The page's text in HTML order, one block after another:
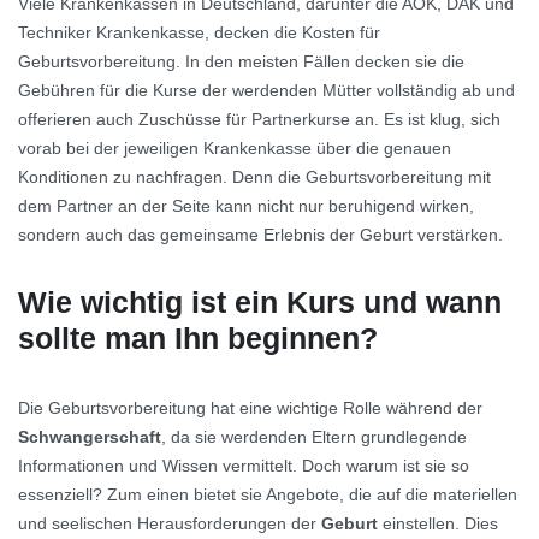
Viele Krankenkassen in Deutschland, darunter die AOK, DAK und
Techniker Krankenkasse, decken die Kosten für
Geburtsvorbereitung. In den meisten Fällen decken sie die
Gebühren für die Kurse der werdenden Mütter vollständig ab und
offerieren auch Zuschüsse für Partnerkurse an. Es ist klug, sich
vorab bei der jeweiligen Krankenkasse über die genauen
Konditionen zu nachfragen. Denn die Geburtsvorbereitung mit
dem Partner an der Seite kann nicht nur beruhigend wirken,
sondern auch das gemeinsame Erlebnis der Geburt verstärken.
Wie wichtig ist ein Kurs und wann
sollte man Ihn beginnen?
Die Geburtsvorbereitung hat eine wichtige Rolle während der
Schwangerschaft, da sie werdenden Eltern grundlegende
Informationen und Wissen vermittelt. Doch warum ist sie so
essenziell? Zum einen bietet sie Angebote, die auf die materiellen
und seelischen Herausforderungen der Geburt einstellen. Dies